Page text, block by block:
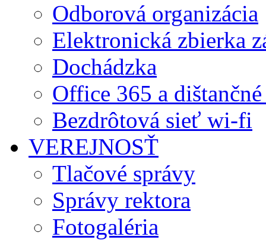
Odborová organizácia
Elektronická zbierka
Dochádzka
Office 365 a
Bezdrôtová sieť wi-fi
VEREJNOSŤ
Tlačové správy
Správy rektora
Fotogaléria